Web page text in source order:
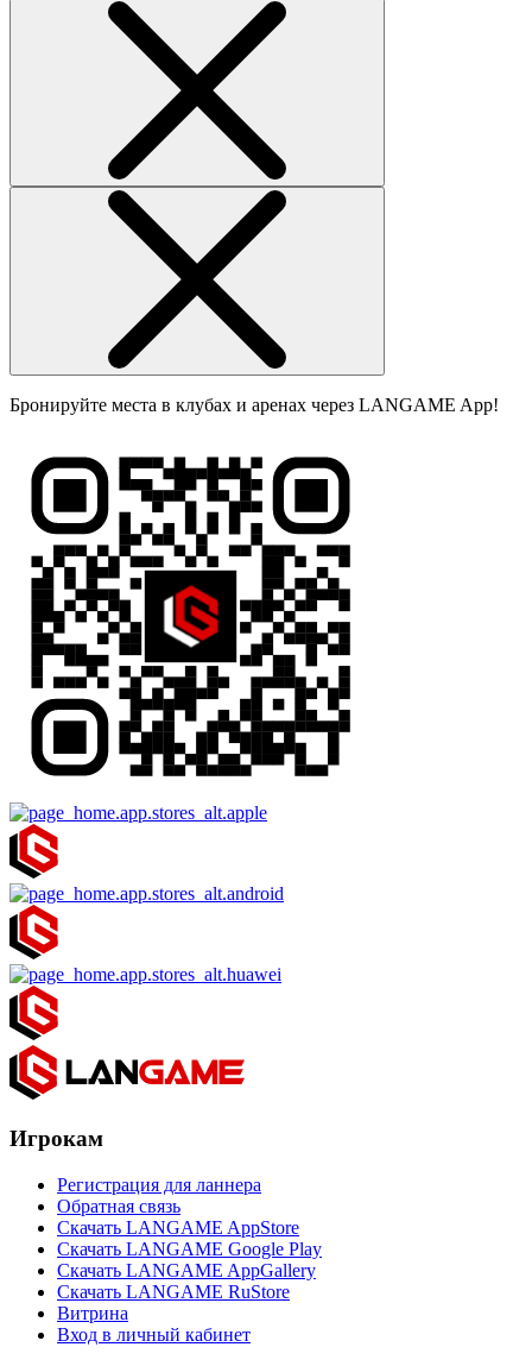
Бронируйте места в клубах и аренах через LANGAME App!
Игрокам
Регистрация для ланнера
Обратная связь
Скачать LANGAME AppStore
Скачать LANGAME Google Play
Скачать LANGAME AppGallery
Скачать LANGAME RuStore
Витрина
Вход в личный кабинет